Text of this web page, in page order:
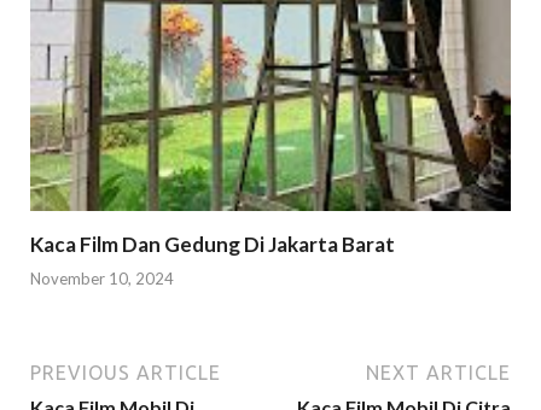
Kaca Film Dan Gedung Di Jakarta Barat
November 10, 2024
PREVIOUS ARTICLE NEXT ARTICLE